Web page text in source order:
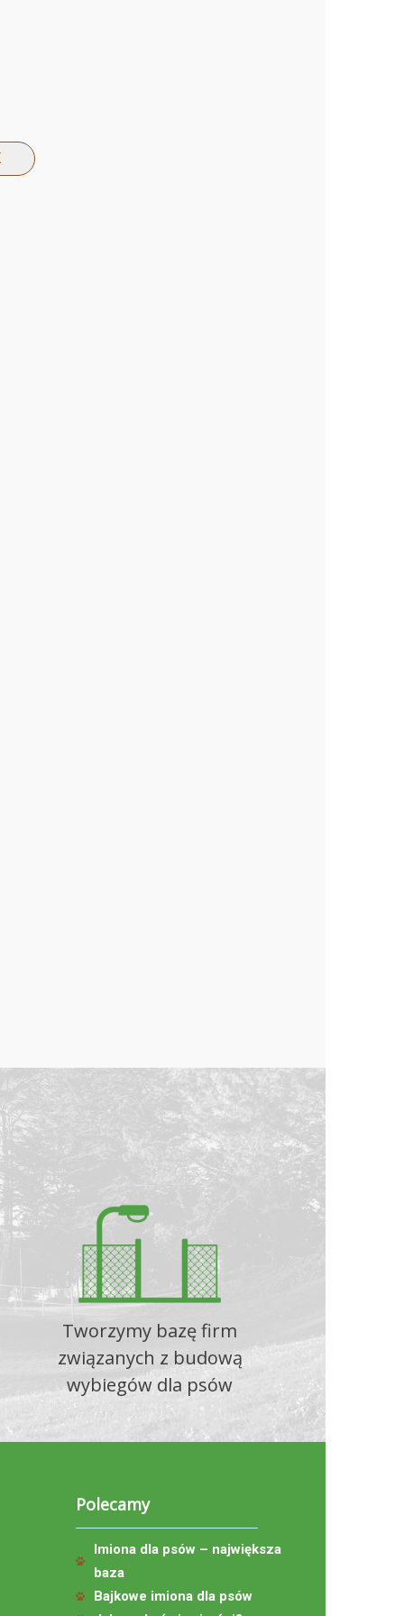
Tworzymy bazę firm
związanych z budową
wybiegów dla psów
Polecamy
Imiona dla psów – największa
baza
Bajkowe imiona dla psów